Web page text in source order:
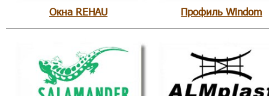
Окна REHAU Профиль Windom